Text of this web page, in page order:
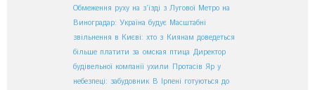
Обмеження руху на з’їзді з Лугової Метро на
Виноградар: Україна будує Масштабні
звільнення в Києві: хто з Киянам доведеться
більше платити за омская птица Директор
будівельної компанії ухили Протасів Яр у
небезпеці: забудовник В Ірпені готуються до